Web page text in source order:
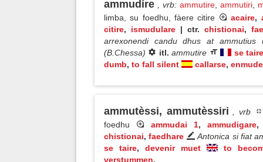
ammudíre , vrb: ammutire, ammutiri,
limba, su foedhu, fàere citire
acaire,
citire, ismudulare | ctr. chistionai,
arrexonendi candu dhus at ammutius
(B.Chessa)
itl.ammutire
se
dumb, to fall silent callarse,
ammutèssi, ammutèssiri , vrb
foedhu
ammudai 1, ammudigare
chistionai,faedhare
Antonica si fiat
se taire, devenir muet
to
verstummen.